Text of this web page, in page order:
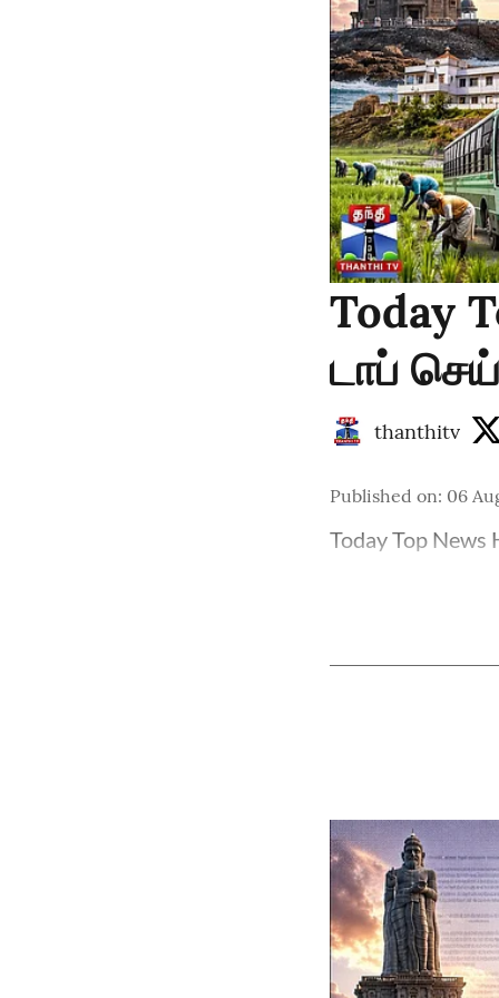
Today
டாப்
thanthitv
Published on: 06
Today Top